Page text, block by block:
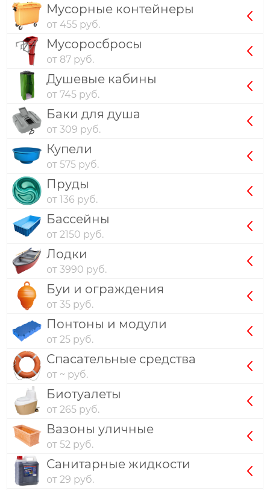
Мусорные контейнеры
от 455 руб.
Мусоросбросы
от 87 руб.
Душевые кабины
от 745 руб.
Баки для душа
от 309 руб.
Купели
от 575 руб.
Пруды
от 136 руб.
Бассейны
от 2150 руб.
Лодки
от 3990 руб.
Буи и ограждения
от 35 руб.
Понтоны и модули
от 25 руб.
Спасательные средства
от ~ руб.
Биотуалеты
от 265 руб.
Вазоны уличные
от 52 руб.
Санитарные жидкости
от 29 руб.